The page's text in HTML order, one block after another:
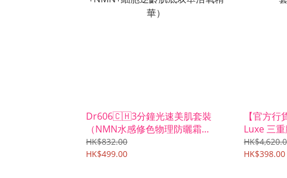
Dr606🇨🇭3分鐘光速美肌套裝
（NMN水感修色物理防曬霜
+NMN+細胞逆齡肌底双萃活氧精
華）
HK$832.00
HK$499.00
【官方
Luxe 三
套裝優惠